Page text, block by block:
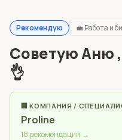
Рекомендую 💼 Работа и
Советую Аню
👌
🏢 КОМПАНИЯ /
Proline
18 рекомендаций →